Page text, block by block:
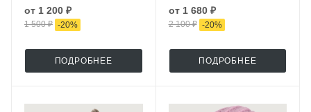
от 1 200 ₽
1 500 ₽ -20%
ПОДРОБНЕЕ
от 1 680 ₽
2 100 ₽ -20%
ПОДРОБНЕЕ